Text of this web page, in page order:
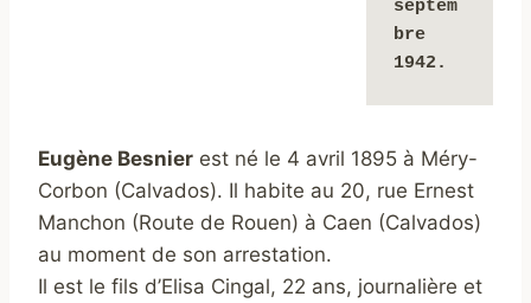
septem
bre
1942.
Eugène Besnier est né le 4 avril 1895 à Méry-
Corbon (Calvados). Il habite au 20, rue Ernest
Manchon (Route de Rouen) à Caen (Calvados)
au moment de son arrestation.
Il est le fils d’Elisa Cingal, 22 ans, journalière et